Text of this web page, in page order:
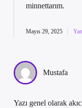
minnettarım.
Mayıs 29, 2025
Mustafa
Yazı genel olarak